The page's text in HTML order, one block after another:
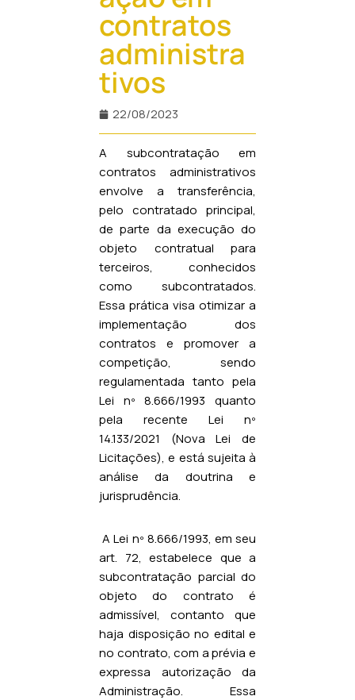
contratos
administra
tivos
22/08/2023
A subcontratação em
contratos administrativos
envolve a transferência,
pelo contratado principal,
de parte da execução do
objeto contratual para
terceiros, conhecidos
como subcontratados.
Essa prática visa otimizar a
implementação dos
contratos e promover a
competição, sendo
regulamentada tanto pela
Lei nº 8.666/1993 quanto
pela recente Lei nº
14.133/2021 (Nova Lei de
Licitações), e está sujeita à
análise da doutrina e
jurisprudência.
A Lei nº 8.666/1993, em seu
art. 72, estabelece que a
subcontratação parcial do
objeto do contrato é
admissível, contanto que
haja disposição no edital e
no contrato, com a prévia e
expressa autorização da
Administração. Essa